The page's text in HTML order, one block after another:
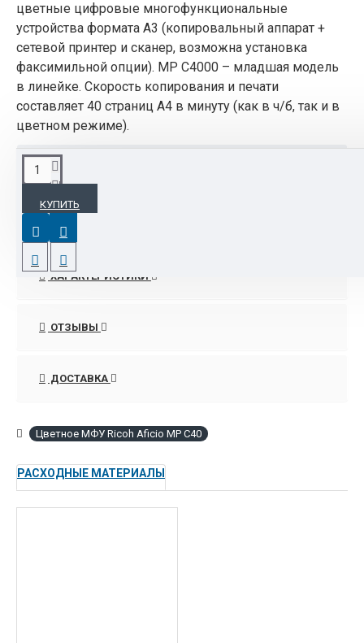
цветные цифровые многофункциональные
устройства формата A3 (копировальный аппарат +
сетевой принтер и сканер, возможна установка
факсимильной опции). MP C4000 – младшая модель
в линейке. Скорость копирования и печати
составляет 40 страниц А4 в минуту (как в ч/б, так и в
цветном режиме).
КУПИТЬ
ОПИСАНИЕ
Копировальные аппараты Ricoh Aficio MP C4000-
это цветные цифровые многофункциональные
устройства формата A3 (копировальный аппарат
+ сетевой принтер и сканер, возможна установка
печати составляет 40 страниц А4 в минуту (как в
ХАРАКТЕРИСТИКИ
ОТЗЫВЫ
ДОСТАВКА
Цветное МФУ Ricoh Aficio MP C40
РАСХОДНЫЕ МАТЕРИАЛЫ